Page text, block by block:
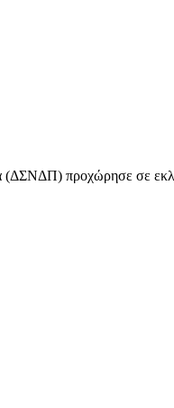
προχώρησε σε